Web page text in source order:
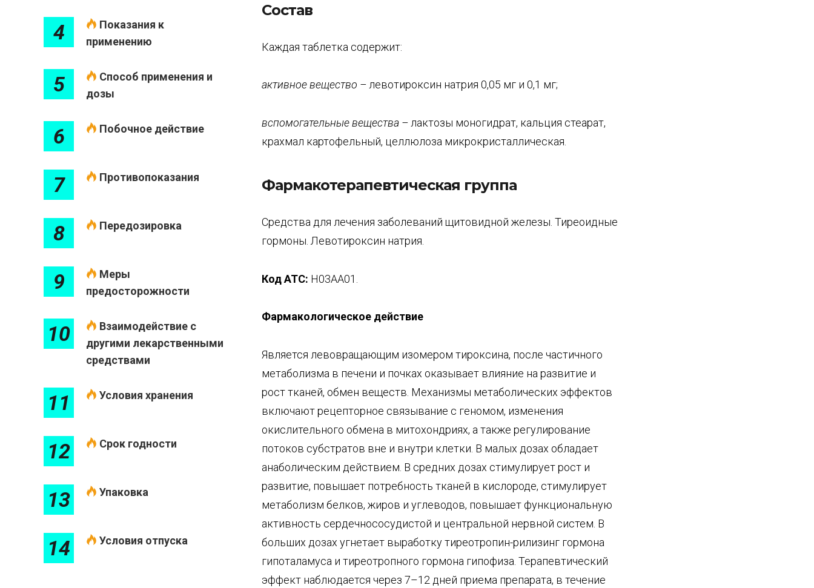
Состав
Каждая таблетка содержит:
активное вещество – левотироксин натрия 0,05 мг и 0,1 мг;
вспомогательные вещества – лактозы моногидрат, кальция стеарат,
крахмал картофельный, целлюлоза микрокристаллическая.
Фармакотерапевтическая группа
Средства для лечения заболеваний щитовидной железы. Тиреоидные
гормоны. Левотироксин натрия.
Код АТС: Н03АА01.
Фармакологическое действие
Является левовращающим изомером тироксина, после частичного
метаболизма в печени и почках оказывает влияние на развитие и
рост тканей, обмен веществ. Механизмы метаболических эффектов
включают рецепторное связывание с геномом, изменения
окислительного обмена в митохондриях, а также регулирование
потоков субстратов вне и внутри клетки. В малых дозах обладает
анаболическим действием. В средних дозах стимулирует рост и
развитие, повышает потребность тканей в кислороде, стимулирует
метаболизм белков, жиров и углеводов, повышает функциональную
активность сердечнососудистой и центральной нервной систем. В
больших дозах угнетает выработку тиреотропин-рилизинг гормона
гипоталамуса и тиреотропного гормона гипофиза. Терапевтический
эффект наблюдается через 7–12 дней приема препарата, в течение
4
Показания к
применению
5
Способ применения и
дозы
6 Побочное действие
7 Противопоказания
8 Передозировка
9
Меры
предосторожности
10
Взаимодействие с
другими лекарственными
средствами
11 Условия хранения
12 Срок годности
13 Упаковка
14 Условия отпуска